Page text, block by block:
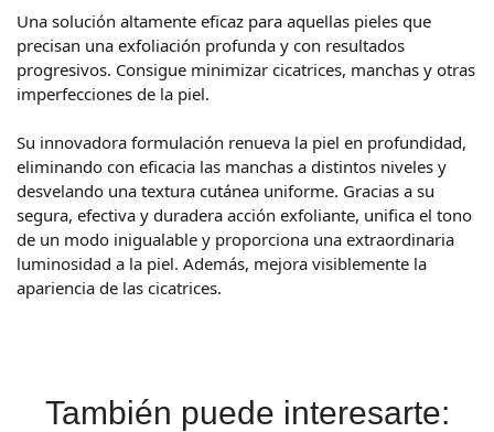
Una solución altamente eficaz para aquellas pieles que
precisan una exfoliación profunda y con resultados
progresivos. Consigue minimizar cicatrices, manchas y otras
imperfecciones de la piel.
Su innovadora formulación renueva la piel en profundidad,
eliminando con eficacia las manchas a distintos niveles y
desvelando una textura cutánea uniforme. Gracias a su
segura, efectiva y duradera acción exfoliante, unifica el tono
de un modo inigualable y proporciona una extraordinaria
luminosidad a la piel. Además, mejora visiblemente la
apariencia de las cicatrices.
También puede interesarte: